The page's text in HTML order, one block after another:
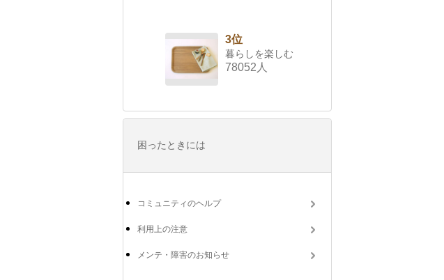
3位
暮らしを楽しむ
78052人
困ったときには
コミュニティのヘルプ
利用上の注意
メンテ・障害のお知らせ